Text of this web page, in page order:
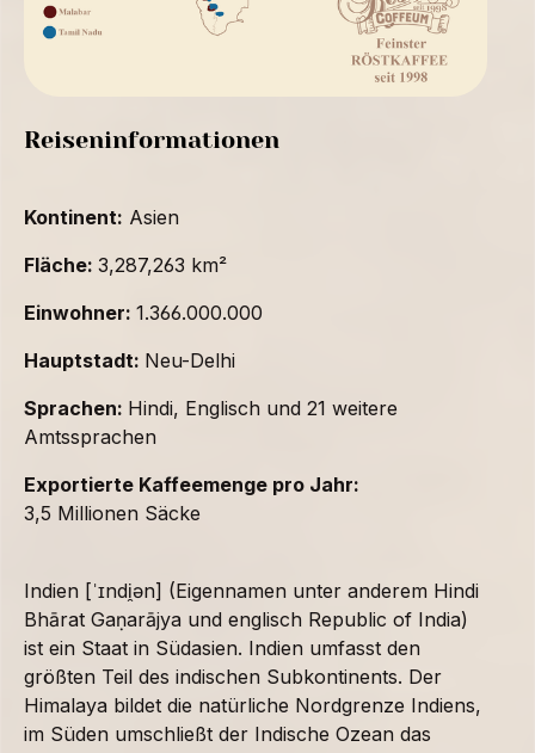
Reiseninformationen
Kontinent: Asien
Fläche: 3,287,263 km²
Einwohner: 1.366.000.000
Hauptstadt: Neu-Delhi
Sprachen: Hindi, Englisch und 21 weitere
Amtssprachen
Exportierte Kaffeemenge pro Jahr:
3,5 Millionen Säcke
Indien [ˈɪndi̯ən] (Eigennamen unter anderem Hindi
Bhārat Gaṇarājya und englisch Republic of India)
ist ein Staat in Südasien. Indien umfasst den
größten Teil des indischen Subkontinents. Der
Himalaya bildet die natürliche Nordgrenze Indiens,
im Süden umschließt der Indische Ozean das